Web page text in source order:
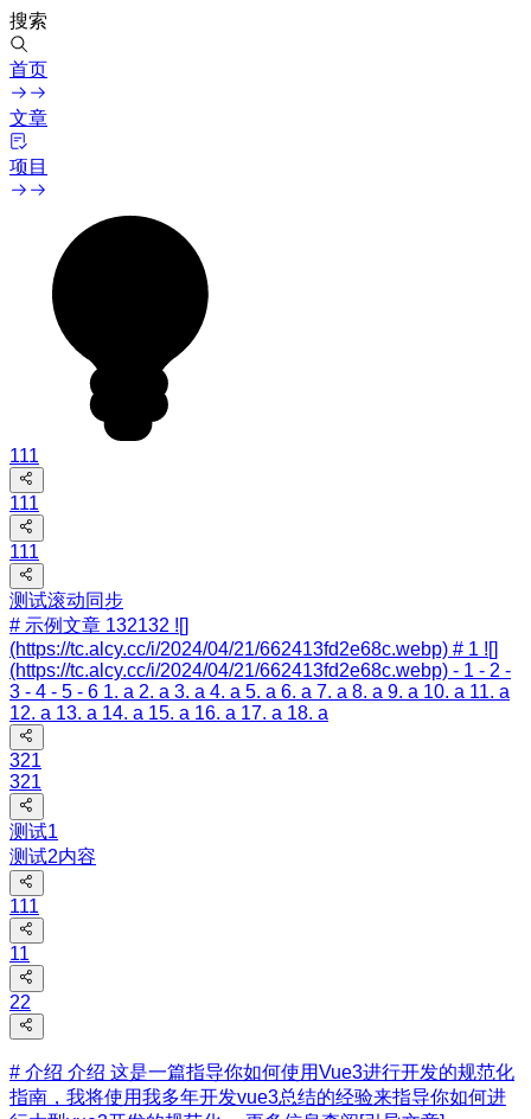
搜索
首页
文章
项目
111
111
111
测试滚动同步
# 示例文章 132132 ![]
(https://tc.alcy.cc/i/2024/04/21/662413fd2e68c.webp) # 1 ![]
(https://tc.alcy.cc/i/2024/04/21/662413fd2e68c.webp) - 1 - 2 -
3 - 4 - 5 - 6 1. a 2. a 3. a 4. a 5. a 6. a 7. a 8. a 9. a 10. a 11. a
12. a 13. a 14. a 15. a 16. a 17. a 18. a
321
321
测试1
测试2内容
111
11
22
# 介绍 介绍 这是一篇指导你如何使用Vue3进行开发的规范化
指南，我将使用我多年开发vue3总结的经验来指导你如何进